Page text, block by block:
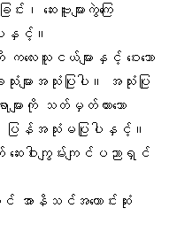
း၊ ဆေးဗူးများကွဲကြေ
ါနှင့်။
ကလေးသူငယ်များနှင့် ဝေးသော
းများအသုံးပြုပါ။ အသုံးပြု
များကို သတ်မှတ်ထားသော
န်အသုံးမပြုပါနှင့်။
ါးကျွမ်းကျင်ပညာရှင်
အာနိသင်အကောင်းဆုံး